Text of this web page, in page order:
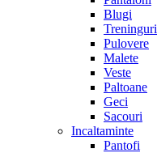
Blugi
Treninguri
Pulovere
Malete
Veste
Paltoane
Geci
Sacouri
Incaltaminte
Pantofi